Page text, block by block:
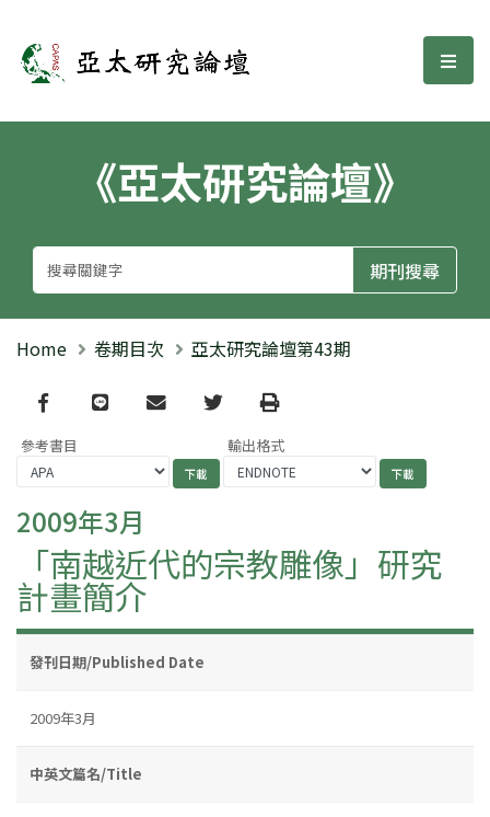
亞太研究論壇 選
《亞太研究論壇》
Home 卷期目次 亞太研究論壇第43期
Facebook
line email TwitterPrint
參考書目 輸出格式
2009年3月
「南越近代的宗教雕像」研究
計畫簡介
發刊日期/Published Date
2009年3月
中英文篇名/Title